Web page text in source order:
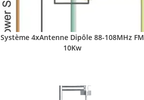
Système 4xAntenne Dipôle 88-108MHz FM
10Kw